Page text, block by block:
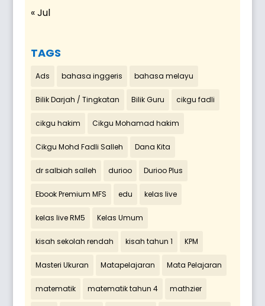
« Jul
TAGS
Ads bahasa inggeris bahasa melayu
Bilik Darjah / Tingkatan Bilik Guru cikgu fadli
cikgu hakim Cikgu Mohamad hakim
Cikgu Mohd Fadli Salleh Dana Kita
dr salbiah salleh durioo Durioo Plus
Ebook Premium MFS edu kelas live
kelas live RM5 Kelas Umum
kisah sekolah rendah kisah tahun 1 KPM
Masteri Ukuran Matapelajaran Mata Pelajaran
matematik matematik tahun 4 mathzier